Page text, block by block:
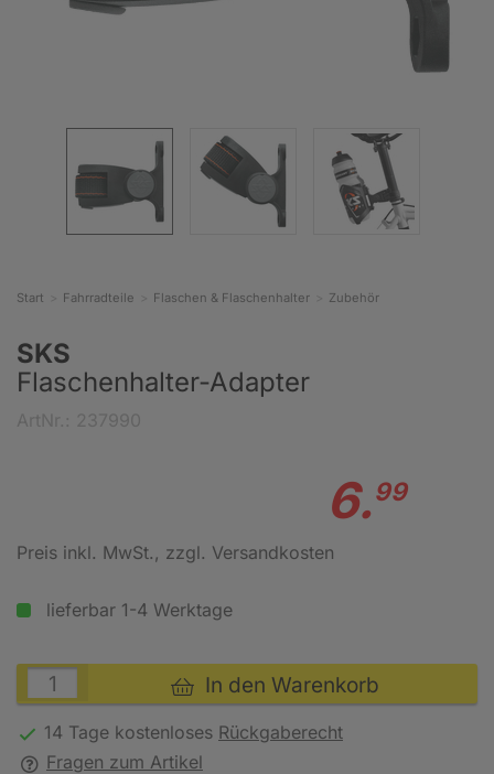
Start Fahrradteile Flaschen & Flaschenhalter Zubehör
SKS
Flaschenhalter-Adapter
6.99
Preis inkl. MwSt., zzgl. Versandkosten
lieferbar 1-4 Werktage
In den Warenkorb
14 Tage kostenloses Rückgaberecht
Fragen zum Artikel